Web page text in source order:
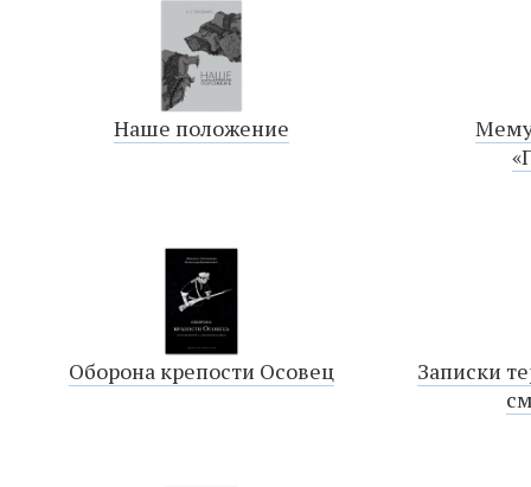
Наше положение
Оборона крепости Осовец
Записки